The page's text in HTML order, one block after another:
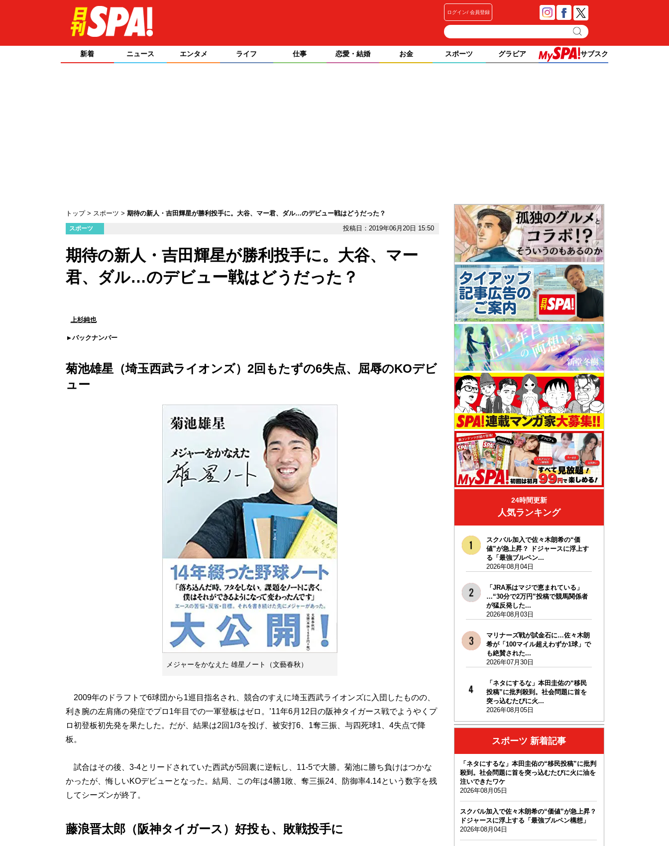
ログイン 会員登録
新着 ニュース エンタメ ライフ 仕事 恋愛・結婚 お金 スポーツ グラビア サブスク
トップ スポーツ 期待の新人・吉田輝星が勝利投手に。大谷、マー君、ダル…のデビュー戦はどうだった？
スポーツ 投稿日：2019年06月20日 15:50
期待の新人・吉田輝星が勝利投手に。大谷、マー
君、ダル…のデビュー戦はどうだった？
上杉純也
バックナンバー
菊池雄星（埼玉西武ライオンズ）2回もたずの6失点、屈辱のKOデビ
ュー
メジャーをかなえた 雄星ノート（文藝春秋）
2009年のドラフトで6球団から1巡目指名され、競合のすえに埼玉西武ライオンズに入団したものの、
利き腕の左肩痛の発症でプロ1年目での一軍登板はゼロ。’11年6月12日の阪神タイガース戦でようやくプ
ロ初登板初先発を果たした。だが、結果は2回1/3を投げ、被安打6、1奪三振、与四死球1、4失点で降
板。
試合はその後、3-4とリードされていた西武が5回裏に逆転し、11-5で大勝。菊池に勝ち負けはつかな
かったが、悔しいKOデビューとなった。結局、この年は4勝1敗、奪三振24、防御率4.14という数字を残
してシーズンが終了。
藤浪晋太郎（阪神タイガース）好投も、敗戦投手に
24時間更新
人気ランキング
スクバル加入で佐々木朗希の“価
値”が急上昇？ ドジャースに浮上す
る「最強ブルペン...
2026年08月04日
「JRA系はマジで恵まれている」
…“30分で2万円”投稿で競馬関係者
が猛反発した...
2026年08月03日
マリナーズ戦が試金石に…佐々木朗
希が「100マイル超えわずか1球」で
も絶賛された...
2026年07月30日
「ネタにするな」本田圭佑の“移民
投稿”に批判殺到。社会問題に首を
突っ込むたびに火...
2026年08月05日
スポーツ 新着記事
「ネタにするな」本田圭佑の“移民投稿”に批判
殺到。社会問題に首を突っ込むたびに火に油を
注いできたワケ
2026年08月05日
スクバル加入で佐々木朗希の“価値”が急上昇？
ドジャースに浮上する「最強ブルペン構想」
2026年08月04日